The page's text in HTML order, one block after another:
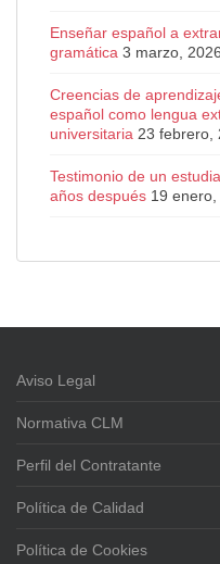
Enseñar español a
gramática 3 marzo, 2026
Creencias de
español como lengua
universitaria 23 febrero,
Testimonio de un
años después 19 enero,
Aviso Legal
Normativa CLM
Perfil del Contratante
Política de Calidad
Política de Cookies